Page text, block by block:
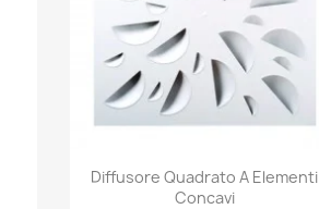
Anteprima
Diffusore Quadrato A Elementi
Concavi